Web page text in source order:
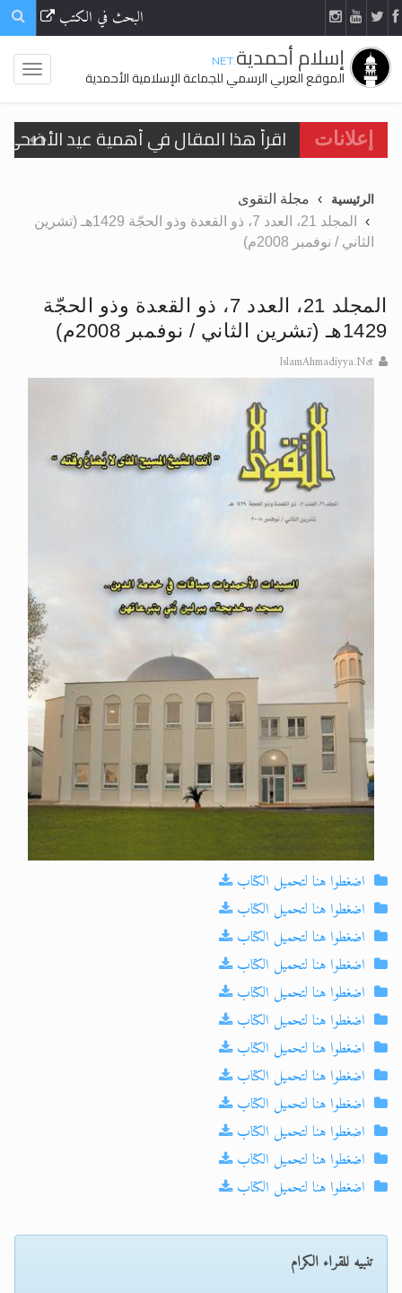
البحث في الكتب
إسلام أحمدية.NET
الموقع العربي الرسمي للجماعة الإسلامية الأحمدية
إعلانات
اقرأ هذا المقال في أهمية عيد
تعميم هامّ لأفراد الجماعة >> المزيد
تعميم هامّ لأفراد الجماعة >> المزيد
اقرأ هذا الكتاب وتعرّف على حقيقة
الحجّ.. دلالات، حِكم، وأهداف >> المزيد
اقرأ هذا المقال في أهمية عيد
الرئيسية
مجلة التقوى
المجلد 21، العدد 7، ذو القعدة وذو الحجّة 1429هـ (تشرين
الثاني / نوفمبر 2008م)
المجلد 21، العدد 7، ذو القعدة وذو الحجّة
1429هـ (تشرين الثاني / نوفمبر 2008م)
IslamAhmadiyya.Net
اضغطوا هنا لتحميل الكتاب
اضغطوا هنا لتحميل الكتاب
اضغطوا هنا لتحميل الكتاب
اضغطوا هنا لتحميل الكتاب
اضغطوا هنا لتحميل الكتاب
اضغطوا هنا لتحميل الكتاب
اضغطوا هنا لتحميل الكتاب
اضغطوا هنا لتحميل الكتاب
اضغطوا هنا لتحميل الكتاب
اضغطوا هنا لتحميل الكتاب
اضغطوا هنا لتحميل الكتاب
اضغطوا هنا لتحميل الكتاب
تنبيه للقراء الكرام